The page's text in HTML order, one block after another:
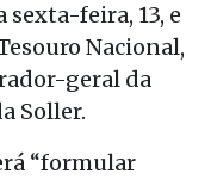
feira, 13, e
Nacional,
geral da
Soller.
“formular